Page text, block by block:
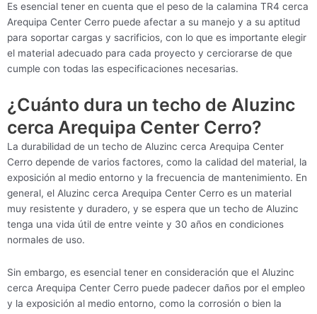
Es esencial tener en cuenta que el peso de la calamina TR4 cerca
Arequipa Center Cerro puede afectar a su manejo y a su aptitud
para soportar cargas y sacrificios, con lo que es importante elegir
el material adecuado para cada proyecto y cerciorarse de que
cumple con todas las especificaciones necesarias.
¿Cuánto dura un techo de Aluzinc
cerca Arequipa Center Cerro?
La durabilidad de un techo de Aluzinc cerca Arequipa Center
Cerro depende de varios factores, como la calidad del material, la
exposición al medio entorno y la frecuencia de mantenimiento. En
general, el Aluzinc cerca Arequipa Center Cerro es un material
muy resistente y duradero, y se espera que un techo de Aluzinc
tenga una vida útil de entre veinte y 30 años en condiciones
normales de uso.
Sin embargo, es esencial tener en consideración que el Aluzinc
cerca Arequipa Center Cerro puede padecer daños por el empleo
y la exposición al medio entorno, como la corrosión o bien la